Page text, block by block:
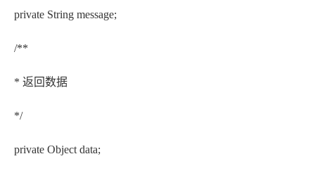
private String message;
/**
* 返回数据
*/
private Object data;